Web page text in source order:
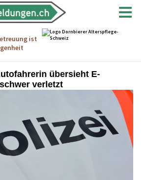
übersieht E-
verletzt